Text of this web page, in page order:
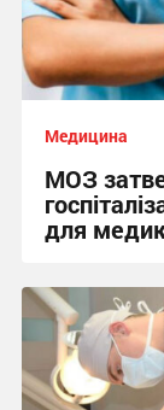
Медицина
МОЗ
для
09:12 сьогодні